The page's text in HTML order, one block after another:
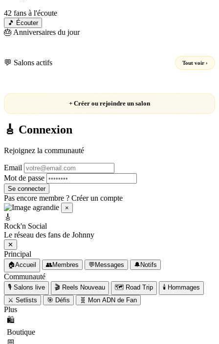
42 fans à l'écoute
🎵 Écouter
🎂 Anniversaires du jour
💬 Salons actifs Tout voir ›
+ Créer ou rejoindre un salon
🎸 Connexion
Rejoignez la communauté
Email
Mot de passe
Se connecter
Pas encore membre ? Créer un compte
×
🎸 Messages
🔍
Rechercher un fan
💬
🎸
Rock'n Social
Le réseau des fans de Johnny
✕
Principal
🏠Accueil 👥Membres 💬 Messages 🔔 Notifs
Communauté
🎙️ Salons live 🎬 Reels Nouveau 🗺️ Road Trip 🕯️ Hommages
⚔️ Setlists 🎯 Défis 🧬 Mon ADN de Fan
Plus
🛍️
Boutique
📅